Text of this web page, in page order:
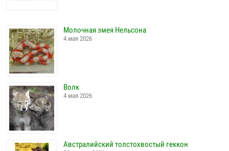
Молочная змея Нельсона
4 мая 2026
Волк
4 мая 2026
Австралийский толстохвостый геккон